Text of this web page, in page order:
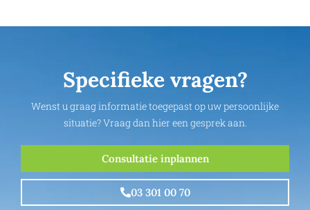
Specifieke vragen?
Wenst u graag informatie toegepast op uw persoonlijke
situatie? Vraag dan hier een gesprek aan.
Consultatie inplannen
03 301 00 70